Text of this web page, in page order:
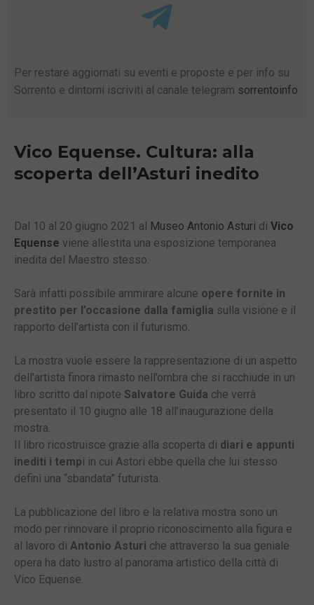
Per restare aggiornati su eventi e proposte e per info su
Sorrento e dintorni iscriviti al canale telegram sorrentoinfo
Vico Equense. Cultura: alla
scoperta dell’Asturi inedito
Dal 10 al 20 giugno 2021 al Museo Antonio Asturi di Vico
Equense viene allestita una esposizione temporanea
inedita del Maestro stesso.
Sarà infatti possibile ammirare alcune opere fornite in
prestito per l’occasione dalla famiglia sulla visione e il
rapporto dell’artista con il futurismo.
La mostra vuole essere la rappresentazione di un aspetto
dell’artista finora rimasto nell’ombra che si racchiude in un
libro scritto dal nipote Salvatore Guida che verrà
presentato il 10 giugno alle 18 all’inaugurazione della
mostra.
Il libro ricostruisce grazie alla scoperta di diari e appunti
inediti i tempi in cui Astori ebbe quella che lui stesso
definì una “sbandata” futurista.
La pubblicazione del libro e la relativa mostra sono un
modo per rinnovare il proprio riconoscimento alla figura e
al lavoro di Antonio Asturi che attraverso la sua geniale
opera ha dato lustro al panorama artistico della città di
Vico Equense.